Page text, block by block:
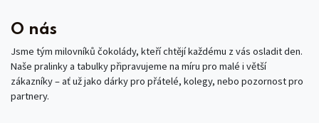
O nás
Jsme tým milovníků čokolády, kteří chtějí každému z vás osladit den.
Naše pralinky a tabulky připravujeme na míru pro malé i větší
zákazníky – ať už jako dárky pro přátelé, kolegy, nebo pozornost pro
partnery.